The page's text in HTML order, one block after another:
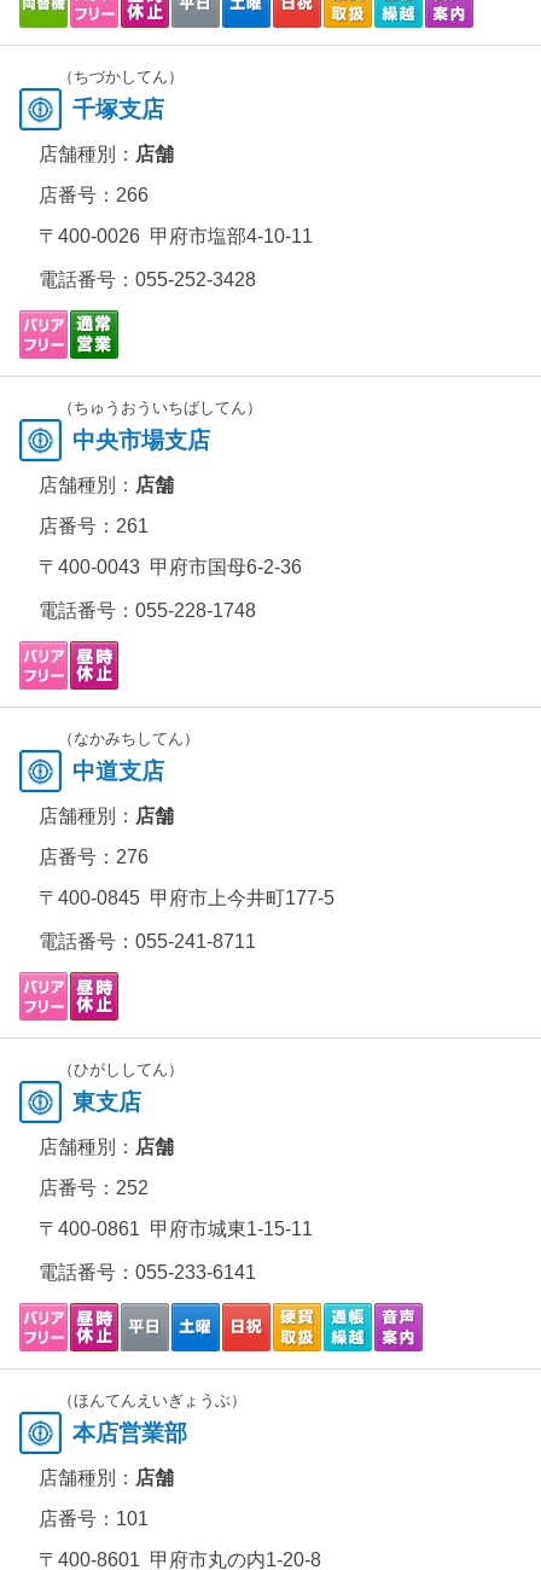
（ちづかしてん）
千塚支店
店舗種別： 店舗
店番号：266
〒400-0026 甲府市塩部4-10-11
電話番号： 055-252-3428
（ちゅうおういちばしてん）
中央市場支店
店舗種別： 店舗
店番号：261
〒400-0043 甲府市国母6-2-36
電話番号： 055-228-1748
（なかみちしてん）
中道支店
店舗種別： 店舗
店番号：276
〒400-0845 甲府市上今井町177-5
電話番号： 055-241-8711
（ひがししてん）
東支店
店舗種別： 店舗
店番号：252
〒400-0861 甲府市城東1-15-11
電話番号： 055-233-6141
（ほんてんえいぎょうぶ）
本店営業部
店舗種別： 店舗
店番号：101
〒400-8601 甲府市丸の内1-20-8